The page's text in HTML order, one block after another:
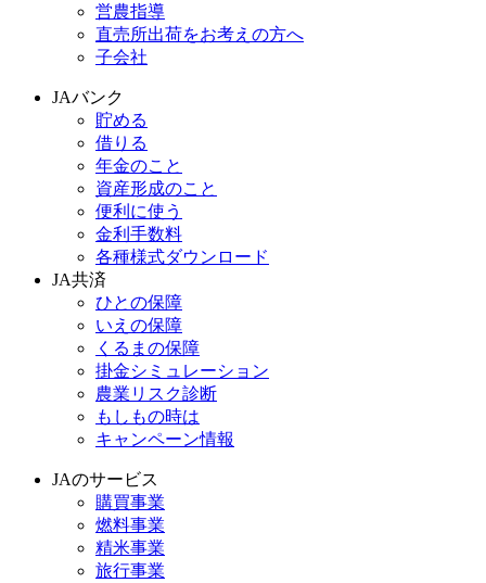
営農指導
直売所出荷をお考えの方へ
子会社
JAバンク
貯める
借りる
年金のこと
資産形成のこと
便利に使う
金利手数料
各種様式ダウンロード
JA共済
ひとの保障
いえの保障
くるまの保障
掛金シミュレーション
農業リスク診断
もしもの時は
キャンペーン情報
JAのサービス
購買事業
燃料事業
精米事業
旅行事業